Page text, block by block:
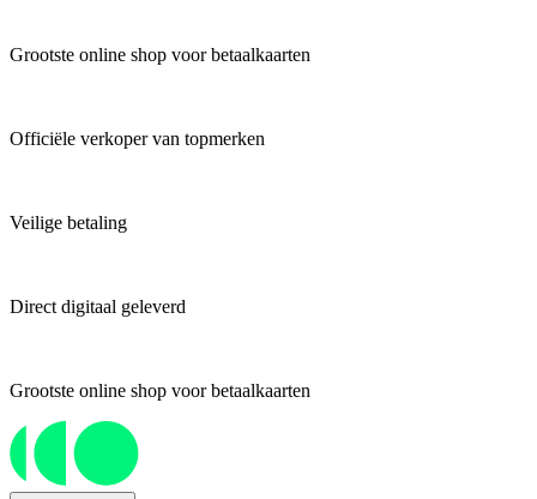
Grootste online shop voor betaalkaarten
Officiële verkoper van topmerken
Veilige betaling
Direct digitaal geleverd
Grootste online shop voor betaalkaarten